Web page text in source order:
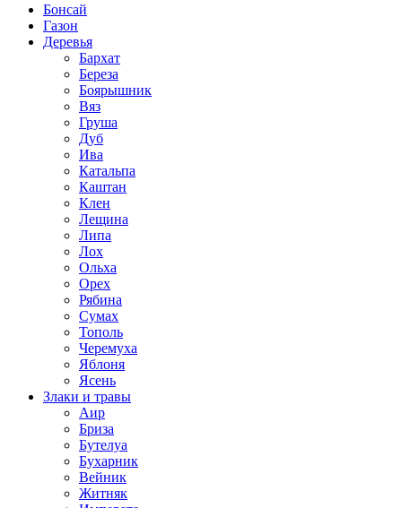
Бонсай
Газон
Деревья
Бархат
Береза
Боярышник
Вяз
Груша
Дуб
Ива
Катальпа
Каштан
Клен
Лещина
Липа
Лох
Ольха
Орех
Рябина
Сумах
Тополь
Черемуха
Яблоня
Ясень
Злаки и травы
Аир
Бриза
Бутелуа
Бухарник
Вейник
Житняк